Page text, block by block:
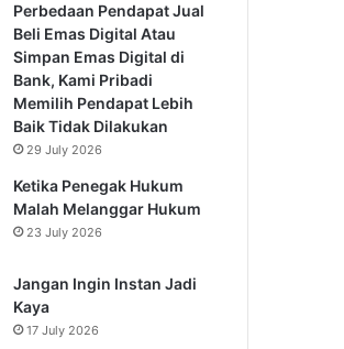
Perbedaan Pendapat Jual
Beli Emas Digital Atau
Simpan Emas Digital di
Bank, Kami Pribadi
Memilih Pendapat Lebih
Baik Tidak Dilakukan
29 July 2026
Ketika Penegak Hukum
Malah Melanggar Hukum
23 July 2026
Jangan Ingin Instan Jadi
Kaya
17 July 2026